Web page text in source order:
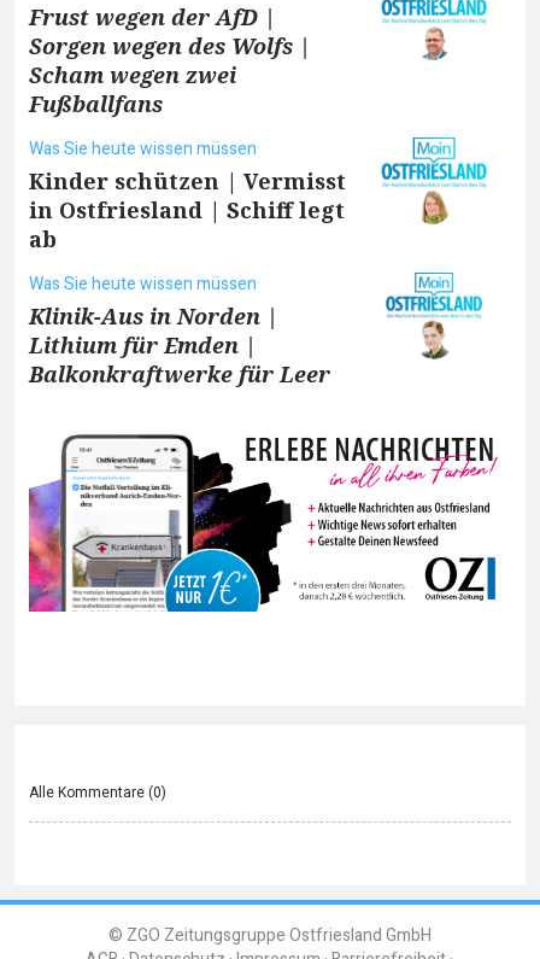
Frust wegen der AfD |
Sorgen wegen des Wolfs |
Scham wegen zwei
Fußballfans
Was Sie heute wissen müssen
Kinder schützen | Vermisst
in Ostfriesland | Schiff legt
ab
Was Sie heute wissen müssen
Klinik-Aus in Norden |
Lithium für Emden |
Balkonkraftwerke für Leer
Alle Kommentare (0)
© ZGO Zeitungsgruppe Ostfriesland GmbH